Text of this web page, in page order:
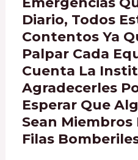
Diario, Todos
Contentos Ya
Palpar Cada
Cuenta La
Agradecerles
Esperar Que
Sean Miembros
Filas